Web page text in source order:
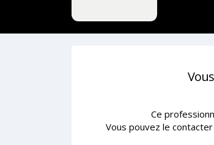
Ce
Vous pouvez le